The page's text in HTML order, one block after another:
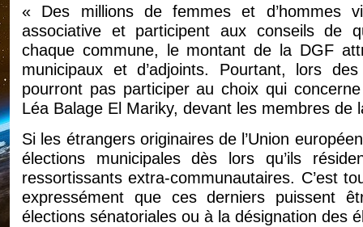
« Des millions de femmes et d’hommes
associative et participent aux conseils de
chaque commune, le montant de la DGF
municipaux et d’adjoints. Pourtant, lors
pourront pas participer au choix qui
Léa Balage El Mariky, devant les membres de
Si les étrangers originaires de l’Union
élections municipales dès lors qu’ils
ressortissants extra-communautaires. C’est
expressément que ces derniers puissent
élections sénatoriales ou à la désignation des